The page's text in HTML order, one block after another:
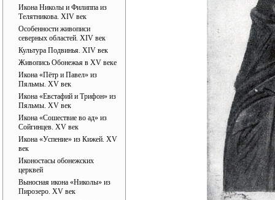
Икона Николы и Филиппа из
Телятникова. XIV век
Особенности живописи
северных областей. XIV век
Культура Подвинья. XIV век
Живопись Обонежья в XV веке
Икона «Пётр и Павел» из
Пяльмы. XV век
Икона «Евстафий и Трифон» из
Пяльмы. XV век
Икона «Сошествие во ад» из
Сойгинцев. XV век
Икона «Успение» из Кижей. XV
век
Иконостасы обонежских
церквей
Выносная икона «Николы» из
Пирозеро. XV век